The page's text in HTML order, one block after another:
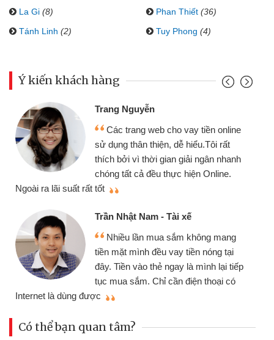
La Gi (8) Phan Thiết (36)
Tánh Linh (2) Tuy Phong (4)
Ý kiến khách hàng
Trang Nguyễn
Các trang web cho vay tiền online
sử dụng thân thiện, dễ hiểu.Tôi rất
thích bởi vì thời gian giải ngân nhanh
chóng tất cả đều thực hiện Online.
Ngoài ra lãi suất rất tốt
Trần Nhật Nam - Tài xế
Nhiều lần mua sắm không mang
tiền mặt mình đều vay tiền nóng tại
đây. Tiền vào thẻ ngay là mình lại tiếp
tục mua sắm. Chỉ cần điện thoại có
Internet là dùng được
Có thể bạn quan tâm?